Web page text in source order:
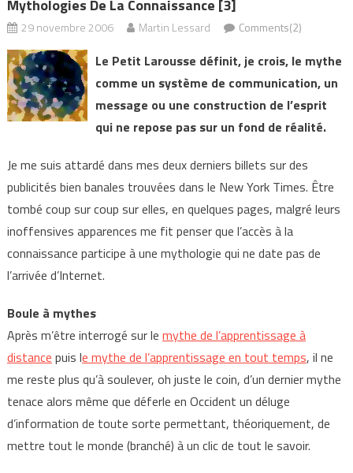
Mythologies De La Connaissance [3]
29 novembre 2006 Martin Lessard Comments(2)
Le Petit Larousse définit, je crois, le mythe
comme un système de communication, un
message ou une construction de l’esprit
qui ne repose pas sur un fond de réalité.
Je me suis attardé dans mes deux derniers billets sur des
publicités bien banales trouvées dans le New York Times. Être
tombé coup sur coup sur elles, en quelques pages, malgré leurs
inoffensives apparences me fit penser que l’accès à la
connaissance participe à une mythologie qui ne date pas de
l’arrivée d’Internet.
Boule à mythes
Après m’être interrogé sur le mythe de l’apprentissage à
distance puis le mythe de l’apprentissage en tout temps, il ne
me reste plus qu’à soulever, oh juste le coin, d’un dernier mythe
tenace alors même que déferle en Occident un déluge
d’information de toute sorte permettant, théoriquement, de
mettre tout le monde (branché) à un clic de tout le savoir.